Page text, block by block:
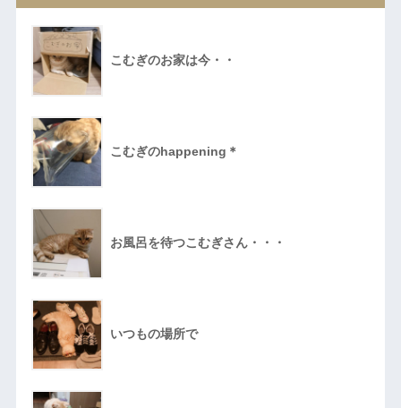
こむぎのお家は今・・
こむぎのhappening＊
お風呂を待つこむぎさん・・・
いつもの場所で